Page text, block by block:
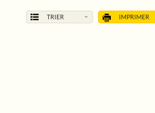
TRIER IMPRIMER